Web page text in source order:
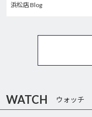
浜松店 Blog
WATCH ウォッチ